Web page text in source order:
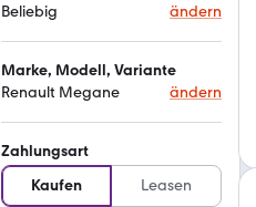
Beliebig
ändern
Marke, Modell, Variante
Renault Megane
ändern
Zahlungsart
Kaufen
Leasen